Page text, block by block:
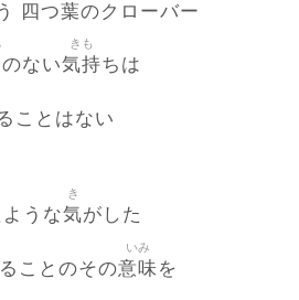
四 つ葉のクローバー
のない気持
きも
ちは
ことはない
うな気
き
がした
ことのその意味
いみ
を